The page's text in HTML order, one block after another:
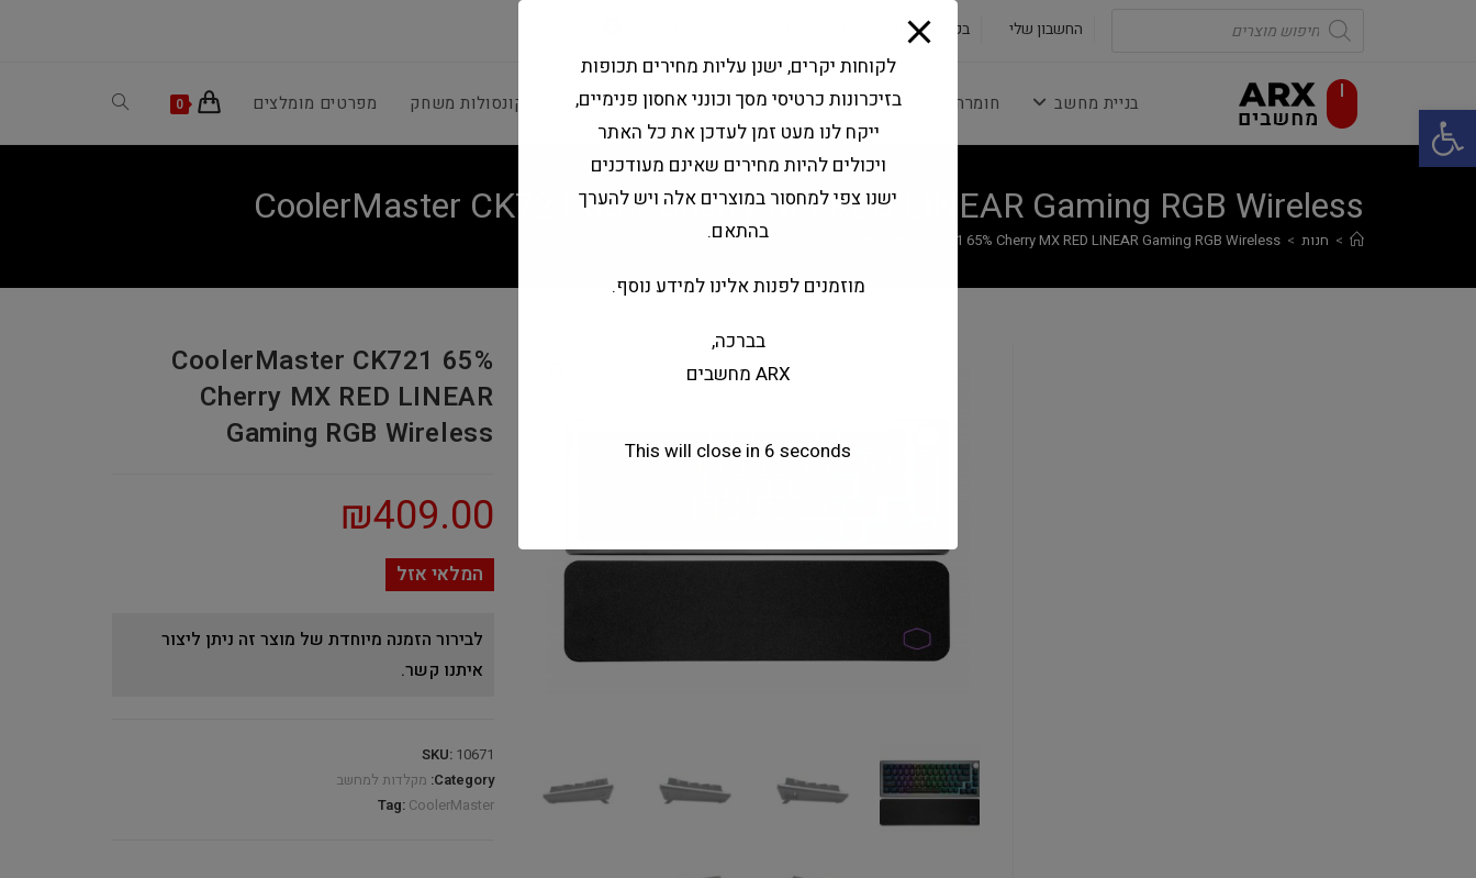
פתח סרגל נגישות
Products
search החשבון שלי בקשה להצעה
בניית מחשב חומרה ותוכנה ציוד היקפי מחשבים וטאבלטים קונסולות משחק מפרטים מומלצים 0
Toggle
CoolerMaster CK721 65% Cherry MX RED LINEAR Gaming RGB Wireless
> חנות >
CoolerMaster CK721 65% Cherry MX RED LINEAR Gaming RGB Wireless
CoolerMaster CK721 65%
Cherry MX RED LINEAR
Gaming RGB Wireless
₪409.00
המלאי אזל
לבירור הזמנה מיוחדת של מוצר זה ניתן ליצור
איתנו קשר.
SKU: 10671
Category: מקלדות למחשב
Tag: CoolerMaster
לקוחות יקרים, ישנן עליות מחירים תכופות
בזיכרונות כרטיסי מסך וכונני אחסון פנימיים,
ייקח לנו מעט זמן לעדכן את כל האתר
ויכולים להיות מחירים שאינם מעודכנים
ישנו צפי למחסור במוצרים אלה ויש להערך
בהתאם.
מוזמנים לפנות אלינו למידע נוסף.
בברכה,
ARX מחשבים
This will close in 5 seconds